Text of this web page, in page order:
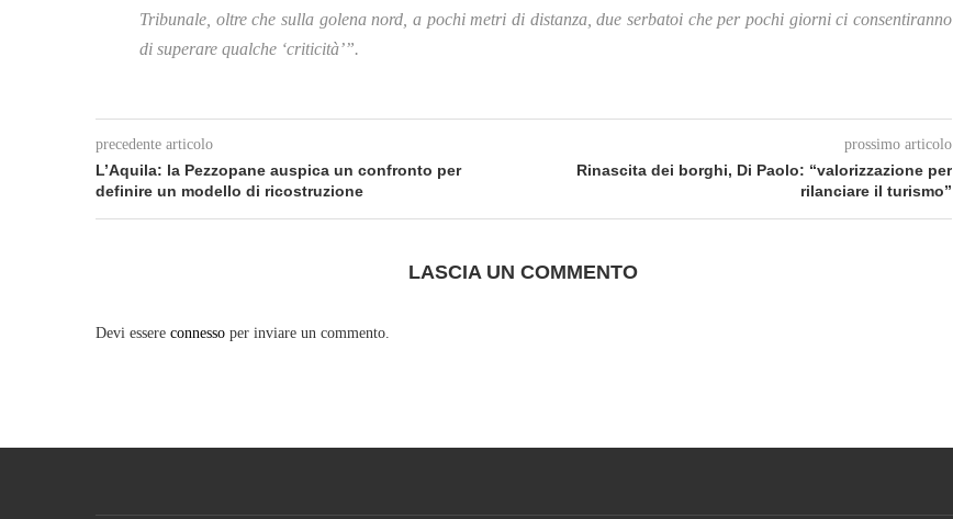
Tribunale, oltre che sulla golena nord, a pochi metri di distanza, due serbatoi che per pochi giorni ci consentiranno
di superare qualche ‘criticità’”.
precedente articolo
L’Aquila: la Pezzopane auspica un confronto per
definire un modello di ricostruzione
prossimo articolo
Rinascita dei borghi, Di Paolo: “valorizzazione per
rilanciare il turismo”
LASCIA UN COMMENTO
Devi essere connesso per inviare un commento.